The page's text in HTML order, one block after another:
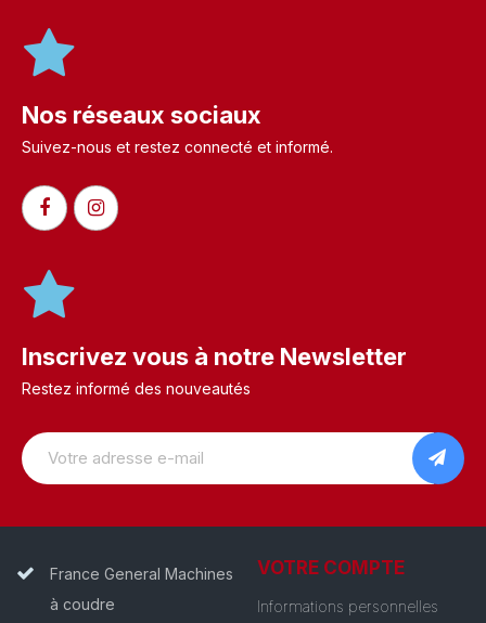
Nos réseaux sociaux
Suivez-nous et restez connecté et informé.​
Inscrivez vous à notre Newsletter
Restez informé des nouveautés
France General Machines
à coudre
VOTRE COMPTE
Informations personnelles